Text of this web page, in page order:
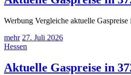
Werbung Vergleiche aktuelle
mehr 27. Juli 2026
Hessen
Aktuelle Gaspreise in